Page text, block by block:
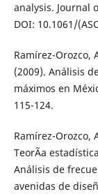
analysis. Journal
DOI: 10.1061/
Ramírez-Orozco,
(2009). Análisis
máximos en
115-124.
Ramírez-Orozco,
TeorÃ­a
Análisis de
avenidas de